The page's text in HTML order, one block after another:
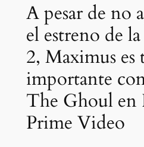
A pesar de no
el estreno de
2, Maximus es
importante
The Ghoul en
Prime Video